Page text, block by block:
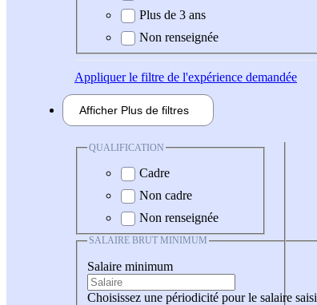
Plus de 3 ans
Non renseignée
Appliquerle filtre de l'expérience demandée
Afficher Plus de filtres
QUALIFICATION
Cadre
Non cadre
Non renseignée
SALAIRE BRUT MINIMUM
Salaire minimum
Choisissez une périodicité pour le salaire saisi